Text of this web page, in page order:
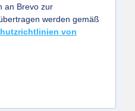
an Brevo zur
werden gemäß
von